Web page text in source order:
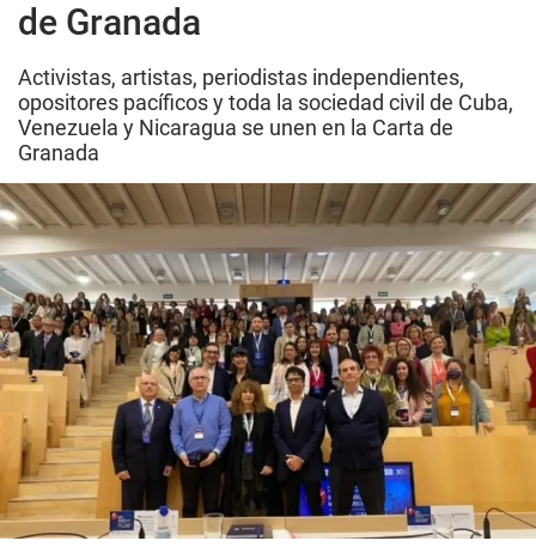
de Granada
Activistas, artistas, periodistas independientes,
opositores pacíficos y toda la sociedad civil de Cuba,
Venezuela y Nicaragua se unen en la Carta de
Granada